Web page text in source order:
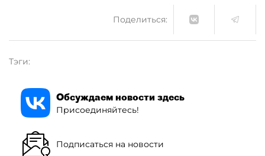
Поделиться:
Тэги:
Обсуждаем новости здесь
Присоединяйтесь!
Подписаться на новости